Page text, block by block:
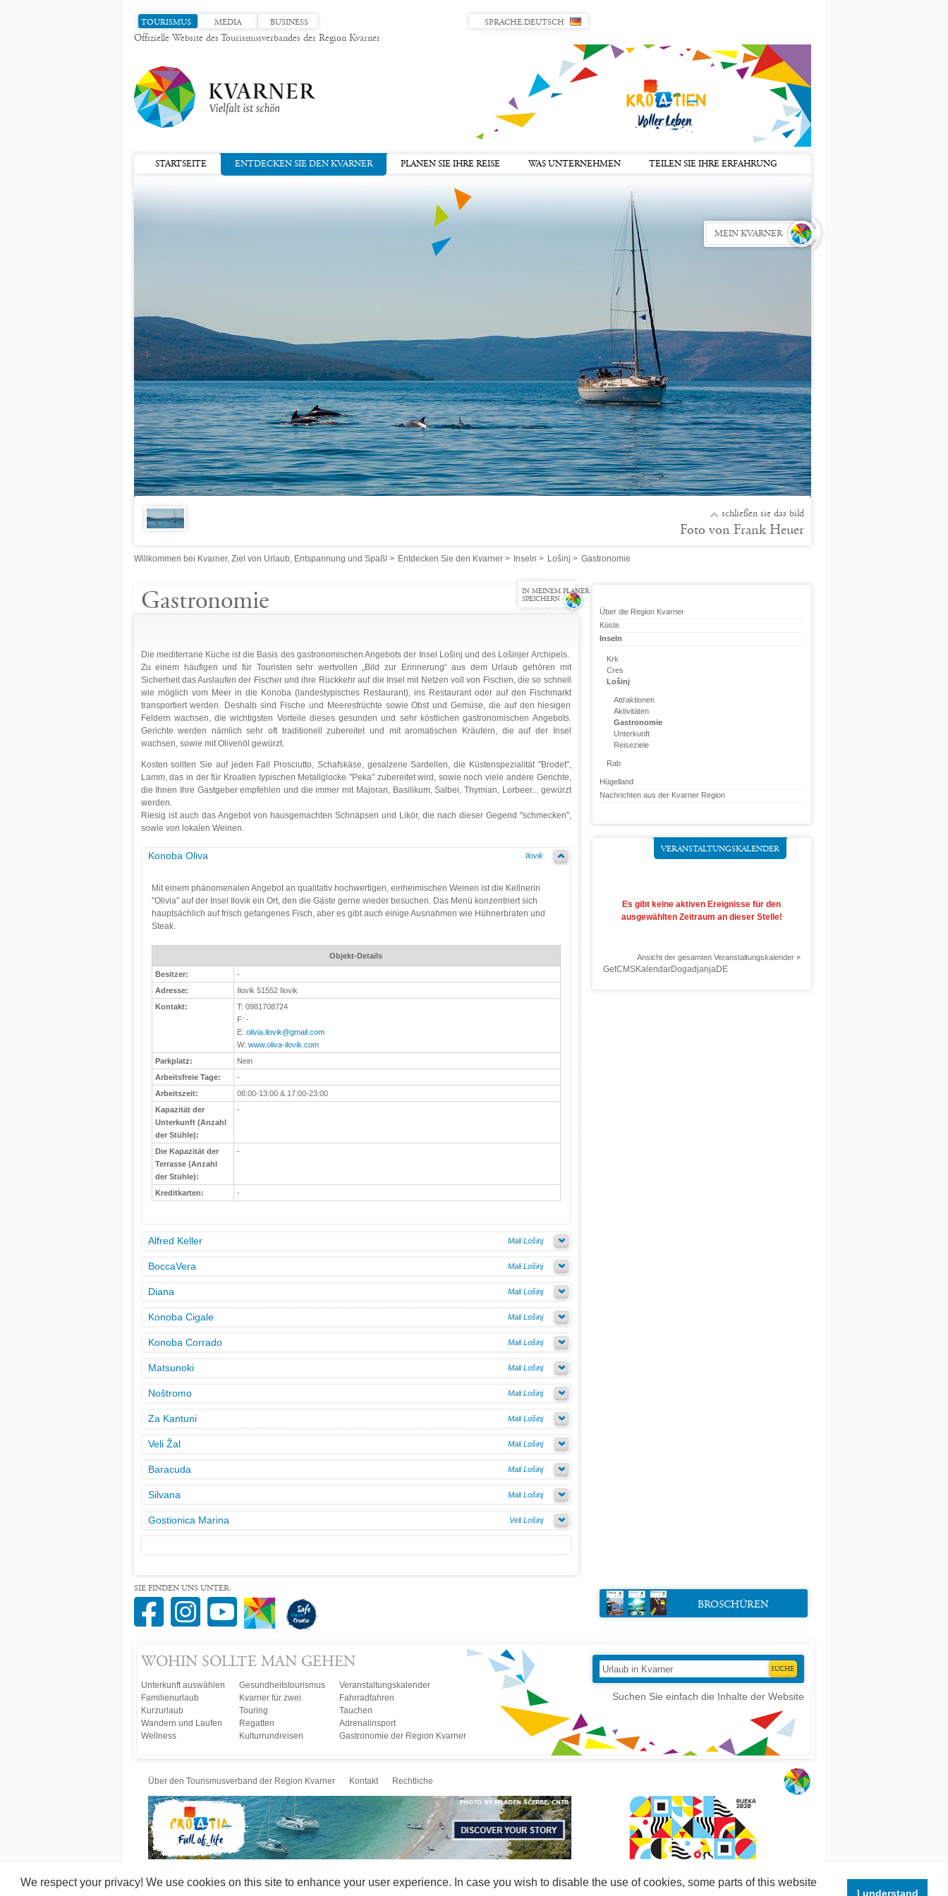
We respect your privacy! We use cookies on this site to enhance your user experience. In case you wish to disable the use of cookies, some parts of this website
I understand
TOURISMUS MEDIA BUSINESS
Offizielle Website des Tourismusverbandes der Region Kvarner
SPRACHE:DEUTSCH
STARTSEITE ENTDECKEN SIE DEN KVARNER PLANEN SIE IHRE REISE WAS UNTERNEHMEN TEILEN SIE IHRE ERFAHRUNG
MEIN KVARNER
Foto von Frank Heuer
schließen sie das bild
Willkommen bei Kvarner, Ziel von Urlaub, Entspannung und Spaß!> Entdecken Sie den Kvarner > Inseln > Lošinj > Gastronomie
Gastronomie IN MEINEM PLANER
SPEICHERN
Die mediterrane Küche ist die Basis des gastronomischen Angebots der Insel Lošinj und des Lošinjer Archipels.
Zu einem häufigen und für Touristen sehr wertvollen „Bild zur Erinnerung“ aus dem Urlaub gehören mit
Sicherheit das Auslaufen der Fischer und ihre Rückkehr auf die Insel mit Netzen voll von Fischen, die so schnell
wie möglich vom Meer in die Konoba (landestypisches Restaurant), ins Restaurant oder auf den Fischmarkt
transportiert werden. Deshalb sind Fische und Meeresfrüchte sowie Obst und Gemüse, die auf den hiesigen
Feldern wachsen, die wichtigsten Vorteile dieses gesunden und sehr köstlichen gastronomischen Angebots.
Gerichte werden nämlich sehr oft traditionell zubereitet und mit aromatischen Kräutern, die auf der Insel
wachsen, sowie mit Olivenöl gewürzt.
Kosten sollten Sie auf jeden Fall Prosciutto, Schafskäse, gesalzene Sardellen, die Küstenspezialität "Brodet",
Lamm, das in der für Kroatien typischen Metallglocke "Peka" zubereitet wird, sowie noch viele andere Gerichte,
die Ihnen Ihre Gastgeber empfehlen und die immer mit Majoran, Basilikum, Salbei, Thymian, Lorbeer... gewürzt
werden.
Riesig ist auch das Angebot von hausgemachten Schnäpsen und Likör, die nach dieser Gegend "schmecken",
sowie von lokalen Weinen.
Konoba Oliva Ilovik
Mit einem phänomenalen Angebot an qualitativ hochwertigen, einheimischen Weinen ist die Kellnerin
"Olivia" auf der Insel Ilovik ein Ort, den die Gäste gerne wieder besuchen. Das Menü konzentriert sich
hauptsächlich auf frisch gefangenes Fisch, aber es gibt auch einige Ausnahmen wie Hühnerbraten und
Steak.
Objekt-Details
Besitzer:
-
Adresse:
Ilovik 51552 Ilovik
Kontakt:
T: 0981708724
F: -
E: olivia.ilovik@gmail.com
W: www.oliva-ilovik.com
Parkplatz:
Nein
Arbeitsfreie Tage:
-
Arbeitszeit:
08:00-13:00 & 17:00-23:00
Kapazität der
Unterkunft (Anzahl
der Stühle):
-
Die Kapazität der
Terrasse (Anzahl
der Stühle):
-
Kreditkarten: -
Alfred Keller Mali Lošinj
BoccaVera Mali Lošinj
Diana Mali Lošinj
Konoba Cigale Mali Lošinj
Konoba Corrado Mali Lošinj
Matsunoki Mali Lošinj
Noštromo Mali Lošinj
Za Kantuni Mali Lošinj
Veli Žal Mali Lošinj
Baracuda Mali Lošinj
Silvana Mali Lošinj
Gostionica Marina Veli Lošinj
Über die Region Kvarner
Küste
Inseln
Krk
Cres
Lošinj
Attraktionen
Aktivitäten
Gastronomie
Unterkunft
Reiseziele
Rab
Hügelland
Nachrichten aus der Kvarner Region
VERANSTALTUNGSKALENDER
Es gibt keine aktiven Ereignisse für den
ausgewählten Zeitraum an dieser Stelle!
Ansicht der gesamten Veranstaltungskalender »
GetCMSKalendarDogadjanjaDE
SIE FINDEN UNS UNTER:
BROSCHÜREN
WOHIN SOLLTE MAN GEHEN
Unterkunft auswählen
Familienurlaub
Kurzurlaub
Wandern und Laufen
Wellness
Gesundheitstourismus
Kvarner für zwei
Touring
Regatten
Kulturrundreisen
Veranstaltungskalender
Fahrradfahren
Tauchen
Adrenalinsport
Gastronomie der Region Kvarner
Suchen Sie einfach die Inhalte der Website
Über den Tourismusverband der Region Kvarner Kontakt Rechtliche
DESIGN & DEVELOPMENT:MULTILINK/ M:WEB